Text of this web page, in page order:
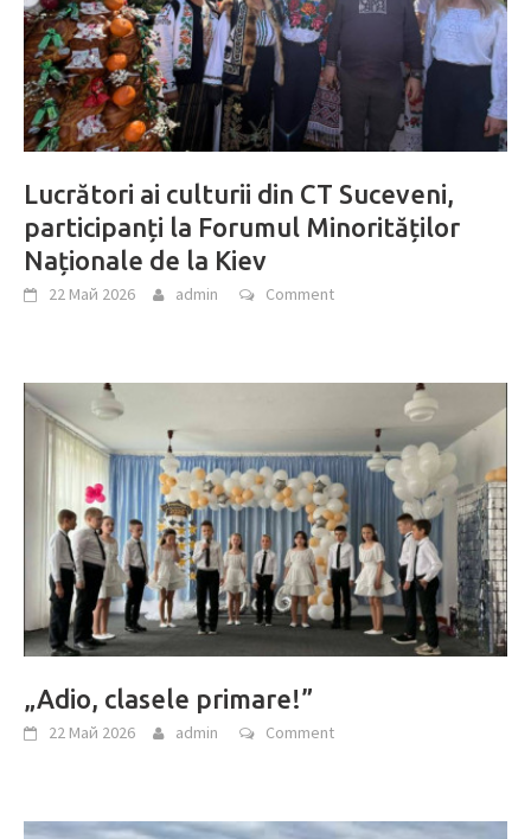
Lucrători ai culturii din CT Suceveni,
participanți la Forumul Minorităților
Naționale de la Kiev
22 Май 2026 admin Comment
„Adio, clasele primare!”
22 Май 2026 admin Comment